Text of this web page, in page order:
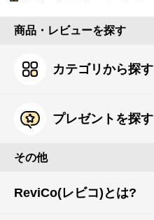
商品・レビューを探す
カテゴリから探す
プレゼントを探す
その他
ReviCo(レビコ)とは?